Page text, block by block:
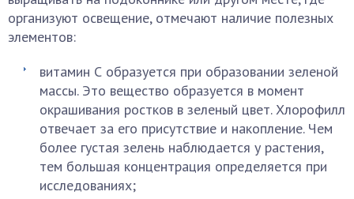
организуют освещение, отмечают наличие полезных
элементов:
витамин С образуется при образовании зеленой
массы. Это вещество образуется в момент
окрашивания ростков в зеленый цвет. Хлорофилл
отвечает за его присутствие и накопление. Чем
более густая зелень наблюдается у растения,
тем большая концентрация определяется при
исследованиях;